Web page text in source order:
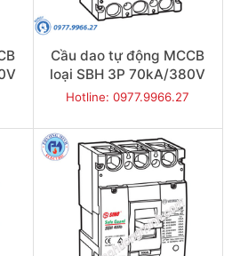
Cầu dao tự động MCCB
loại SBH 3P 70kA/380V
300A - Model
Hotline: 0977.9966.27